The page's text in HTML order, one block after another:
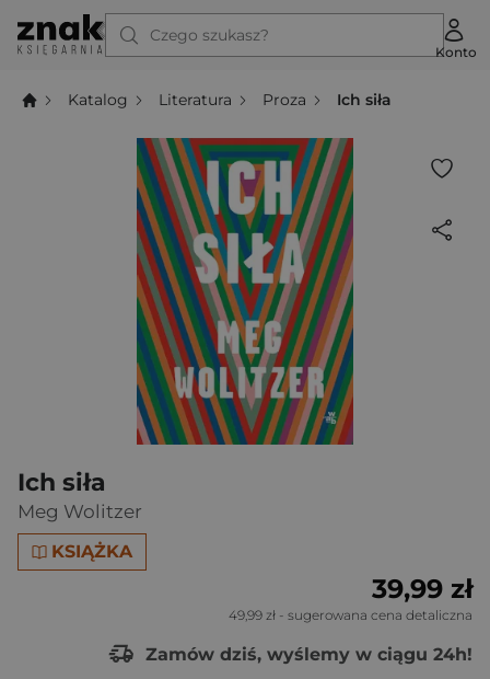
Czego szukasz?
Konto
Katalog Literatura Proza Ich siła
Ich siła
Meg Wolitzer
KSIĄŻKA
39,99 zł
49,99 zł - sugerowana cena detaliczna
Zamów dziś, wyślemy w ciągu 24h!